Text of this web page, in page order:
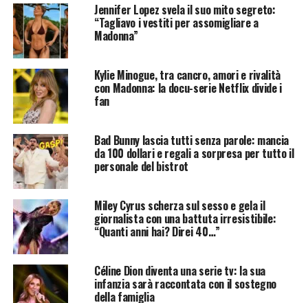
Jennifer Lopez svela il suo mito segreto:
“Tagliavo i vestiti per assomigliare a
Madonna”
Kylie Minogue, tra cancro, amori e rivalità
con Madonna: la docu-serie Netflix divide i
fan
Bad Bunny lascia tutti senza parole: mancia
da 100 dollari e regali a sorpresa per tutto il
personale del bistrot
Miley Cyrus scherza sul sesso e gela il
giornalista con una battuta irresistibile:
“Quanti anni hai? Direi 40…”
Céline Dion diventa una serie tv: la sua
infanzia sarà raccontata con il sostegno
della famiglia